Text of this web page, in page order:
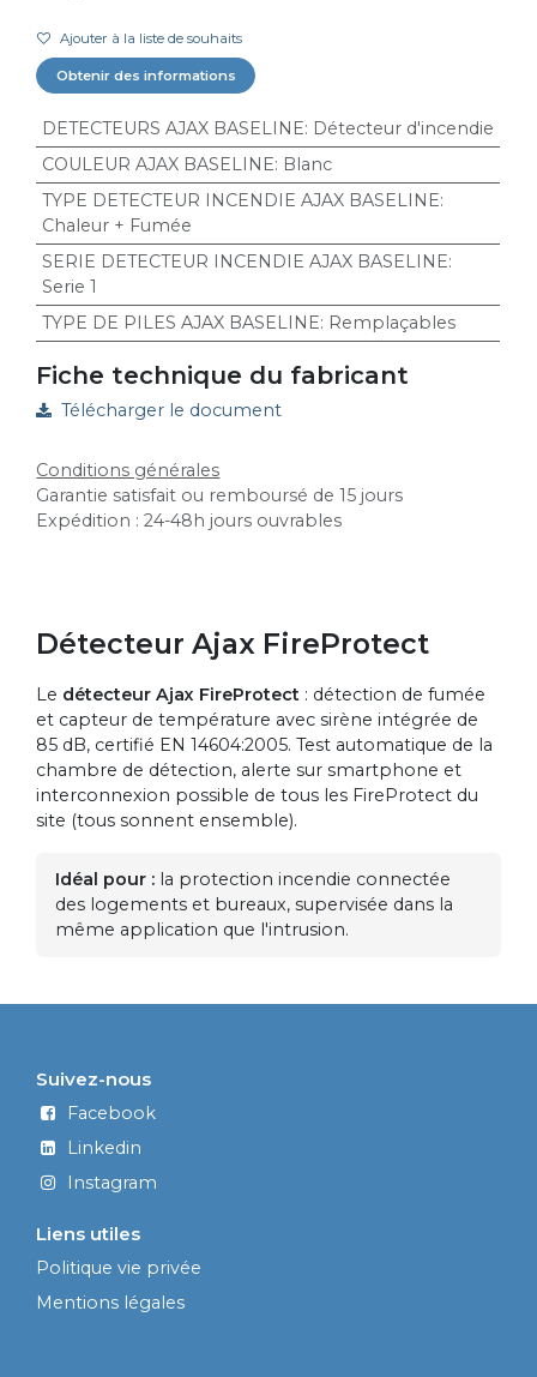
Ajouter à la liste de souhaits
Obtenir des informations
DETECTEURS AJAX BASELINE: Détecteur d'incendie
COULEUR AJAX BASELINE: Blanc
TYPE DETECTEUR INCENDIE AJAX BASELINE:
Chaleur + Fumée
SERIE DETECTEUR INCENDIE AJAX BASELINE:
Serie 1
TYPE DE PILES AJAX BASELINE: Remplaçables
Fiche technique du fabricant
Télécharger le document
Conditions générales
Garantie satisfait ou remboursé de 15 jours
Expédition : 24-48h jours ouvrables
Détecteur Ajax FireProtect
Le détecteur Ajax FireProtect : détection de fumée
et capteur de température avec sirène intégrée de
85 dB, certifié EN 14604:2005. Test automatique de la
chambre de détection, alerte sur smartphone et
interconnexion possible de tous les FireProtect du
site (tous sonnent ensemble).
Idéal pour : la protection incendie connectée
des logements et bureaux, supervisée dans la
même application que l'intrusion.
Liens utiles
Politique vie privée
Mentions légales
Suivez-nous
Facebook
Linkedin
Instagram